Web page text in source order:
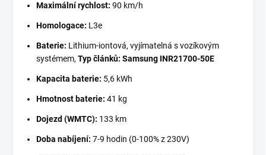
Maximální rychlost: 90 km/h
Homologace: L3e
Baterie: Lithium-iontová, vyjímatelná s vozíkovým
systémem, Typ článků: Samsung INR21700-50E
Kapacita baterie: 5,6 kWh
Hmotnost baterie: 41 kg
Dojezd (WMTC): 133 km
Doba nabíjení: 7-9 hodin (0-100% z 230V)